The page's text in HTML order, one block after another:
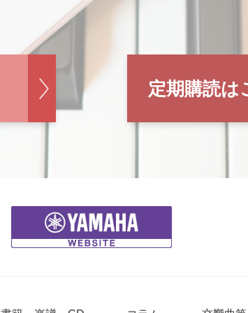
定期購読は